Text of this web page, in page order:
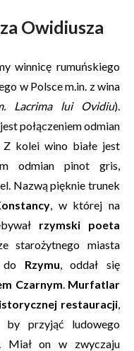
Owidiusza
winnicę rumuńskiego
w Polsce m.in. z wina
Lacrima lui Ovidiu).
połączeniem odmian
kolei wino białe jest
odmian pinot gris,
Nazwą pięknie trunek
, w której na
rzymski poeta
starożytnego miasta
do Rzymu, oddał się
Czarnym. Murfatlar
restauracji,
by przyjąć ludowego
Miał on w zwyczaju